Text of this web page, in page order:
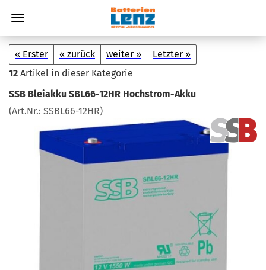
« Erster « zurück weiter »
Letzter »
12 Artikel in dieser Kategorie
SSB Blei­ak­ku SBL66-​12HR Hochstrom-​Akku
(Art.Nr.: SSBL66-​12HR)